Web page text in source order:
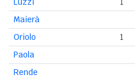
Maierà
Oriolo
1
Paola
Rende